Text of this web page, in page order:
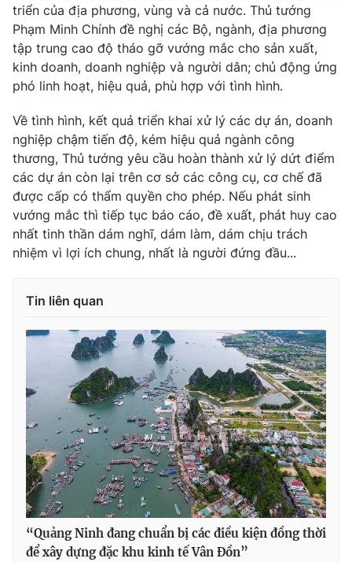
VTV Sức khoẻ Bất động sản
Thị trường 24h Tấm lòng Việt
VTV4 Vươn mình bằng AI
VTV9 VTV8
Liên hệ tòa soạn English
Theo dõi báo trên
Cơ quan chủ quản:Đài Truyền hình Việt Nam
Cơ quan báo chí:Thời báo VTV
Giấy phép hoạt động báo in và báo điện tử số 483/GP-BTTTT
cấp ngày 29/12/2023
Tổng Biên tập:
Vũ Thanh Thủy
Phó Tổng Biên tập:Nguyễn Thị Mỹ Hạnh, Phạm Quốc Thắng,
Nguyễn Trọng Ninh
Tổng đài VTV:024.38 355 931 - 024.38 355 932
triển của địa phương, vùng và cả nước. Thủ tướng
Phạm Minh Chính đề nghị các Bộ, ngành, địa phương
tập trung cao độ tháo gỡ vướng mắc cho sản xuất,
kinh doanh, doanh nghiệp và người dân; chủ động ứng
phó linh hoạt, hiệu quả, phù hợp với tình hình.
Về tình hình, kết quả triển khai xử lý các dự án, doanh
nghiệp chậm tiến độ, kém hiệu quả ngành công
thương, Thủ tướng yêu cầu hoàn thành xử lý dứt điểm
các dự án còn lại trên cơ sở các công cụ, cơ chế đã
được cấp có thẩm quyền cho phép. Nếu phát sinh
vướng mắc thì tiếp tục báo cáo, đề xuất, phát huy cao
nhất tinh thần dám nghĩ, dám làm, dám chịu trách
nhiệm vì lợi ích chung, nhất là người đứng đầu...
Tin liên quan
“Quảng Ninh đang chuẩn bị các điều kiện đồng thời
để xây dựng đặc khu kinh tế Vân Đồn”